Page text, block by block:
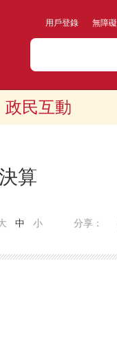
用戶登錄 無障礙
政民互動
算
分享：
中 小